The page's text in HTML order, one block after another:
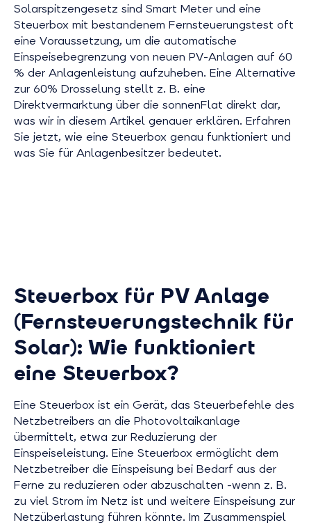
Solarspitzengesetz sind Smart Meter und eine
Steuerbox mit bestandenem Fernsteuerungstest oft
eine Voraussetzung, um die automatische
Einspeisebegrenzung von neuen PV-Anlagen auf 60
% der Anlagenleistung aufzuheben. Eine Alternative
zur 60% Drosselung stellt z. B. eine
Direktvermarktung über die sonnenFlat direkt dar,
was wir in diesem Artikel genauer erklären. Erfahren
Sie jetzt, wie eine Steuerbox genau funktioniert und
was Sie für Anlagenbesitzer bedeutet.
Steuerbox für PV Anlage
(Fernsteuerungstechnik für
Solar): Wie funktioniert
eine Steuerbox?
Eine Steuerbox ist ein Gerät, das Steuerbefehle des
Netzbetreibers an die Photovoltaikanlage
übermittelt, etwa zur Reduzierung der
Einspeiseleistung. Eine Steuerbox ermöglicht dem
Netzbetreiber die Einspeisung bei Bedarf aus der
Ferne zu reduzieren oder abzuschalten -wenn z. B.
zu viel Strom im Netz ist und weitere Einspeisung zur
Netzüberlastung führen könnte. Im Zusammenspiel